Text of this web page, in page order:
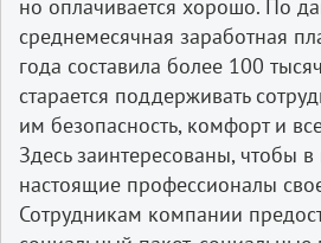
но оплачивается хорошо. По
среднемесячная заработная
года составила более 100
старается поддерживать
им безопасность, комфорт и
Здесь заинтересованы, чтобы
настоящие профессионалы
Сотрудникам компании